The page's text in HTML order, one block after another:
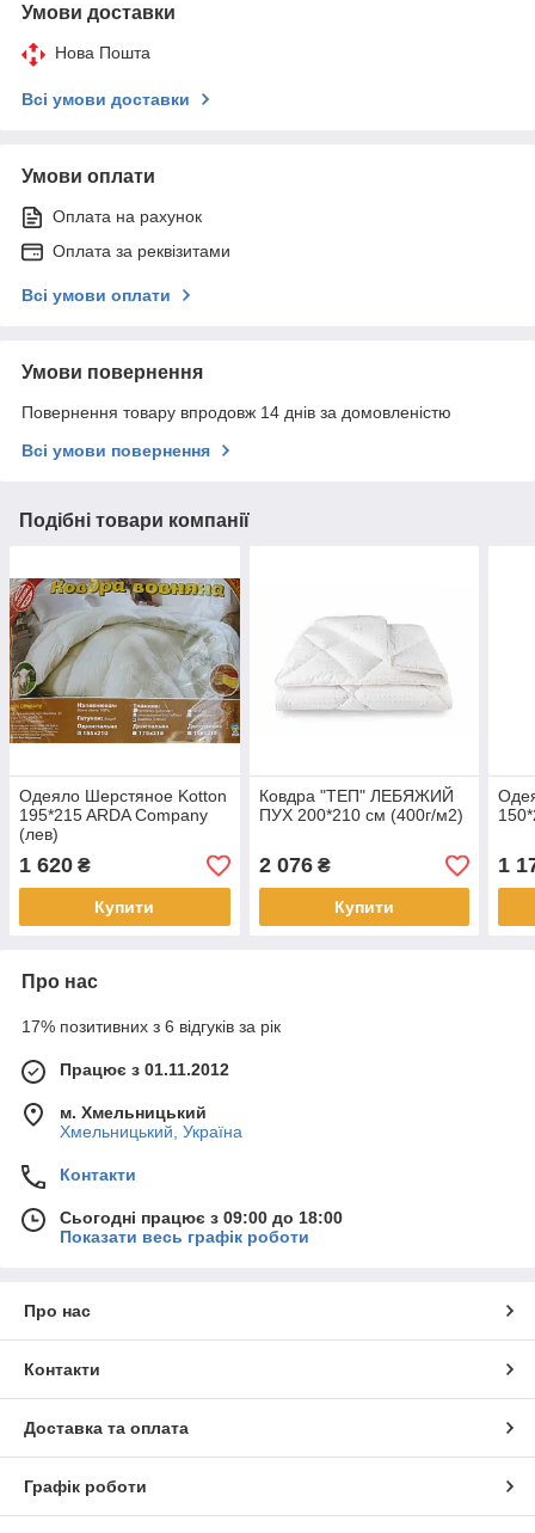
Умови доставки
Нова Пошта
Всі умови доставки
Умови оплати
Оплата на рахунок
Оплата за реквізитами
Всі умови оплати
Умови повернення
Повернення товару впродовж 14 днів за домовленістю
Всі умови повернення
Подібні товари компанії
Одеяло Шерстяное Kotton
195*215 ARDA Company
(лев)
1 620 ₴
Купити
Ковдра "ТЕП" ЛЕБЯЖИЙ
ПУХ 200*210 см (400г/м2)
2 076₴
Купити
1
Про нас
17% позитивних з 6 відгуків за рік
Працює з 01.11.2012
м. Хмельницький
Хмельницький, Україна
Контакти
Сьогодні працює з 09:00 до 18:00
Показати весь графік роботи
Про нас
Контакти
Доставка та оплата
Графік роботи